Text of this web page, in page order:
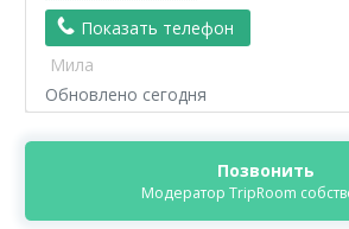
Показать телефон
Мила
Обновлено сегодня
Позвонить
Модератор TripRoom